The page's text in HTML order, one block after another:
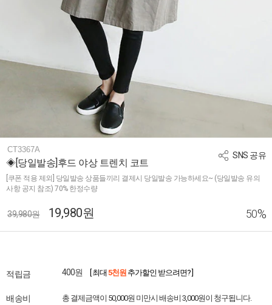
SNS 공유
CT3367A
◈[당일발송]후드 야상 트렌치 코트
[쿠폰 적용 제외] 당일발송 상품들끼리 결제시 당일발송 가능하세요~ (당일발송 유의
사항 공지 참조) 70% 한정수량
39,980원 19,980원 50%
적립금 400원 [ 최대 5천원 추가할인 받으려면? ]
배송비 총 결제금액이 50,000원 미만시 배송비 3,000원이 청구됩니다.